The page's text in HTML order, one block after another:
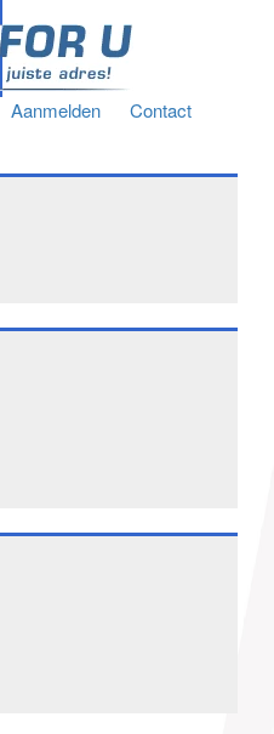
Aanmelden Contact